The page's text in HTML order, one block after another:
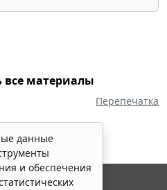
все материалы
Перепечатка
данные
и обеспечения